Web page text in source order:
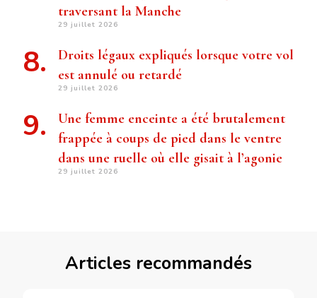
traversant la Manche
29 juillet 2026
Droits légaux expliqués lorsque votre vol
est annulé ou retardé
29 juillet 2026
Une femme enceinte a été brutalement
frappée à coups de pied dans le ventre
dans une ruelle où elle gisait à l’agonie
29 juillet 2026
Articles recommandés